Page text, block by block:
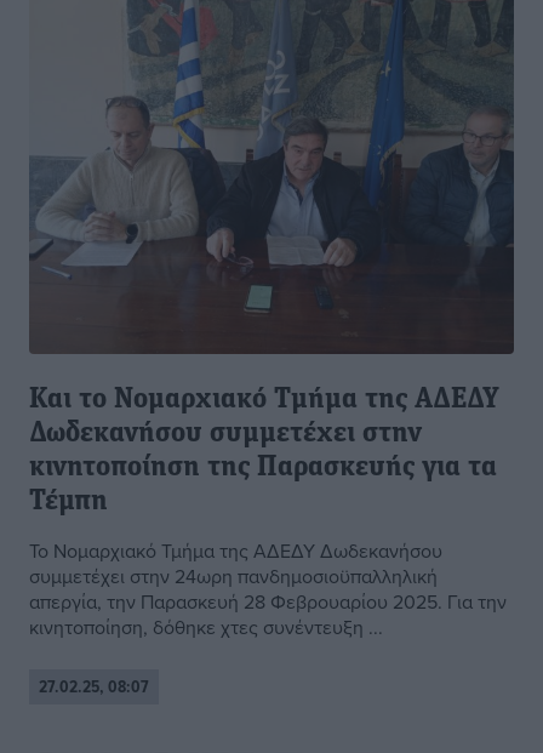
Και το Νομαρχιακό Τμήμα της ΑΔΕΔΥ
Δωδεκανήσου συμμετέχει στην
κινητοποίηση της Παρασκευής για τα
Τέμπη
Το Νομαρχιακό Τμήμα της ΑΔΕΔΥ Δωδεκανήσου
συμμετέχει στην 24ωρη πανδημοσιοϋπαλληλική
απεργία, την Παρασκευή 28 Φεβρουαρίου 2025. Για την
κινητοποίηση, δόθηκε χτες συνέντευξη ...
27.02.25, 08:07